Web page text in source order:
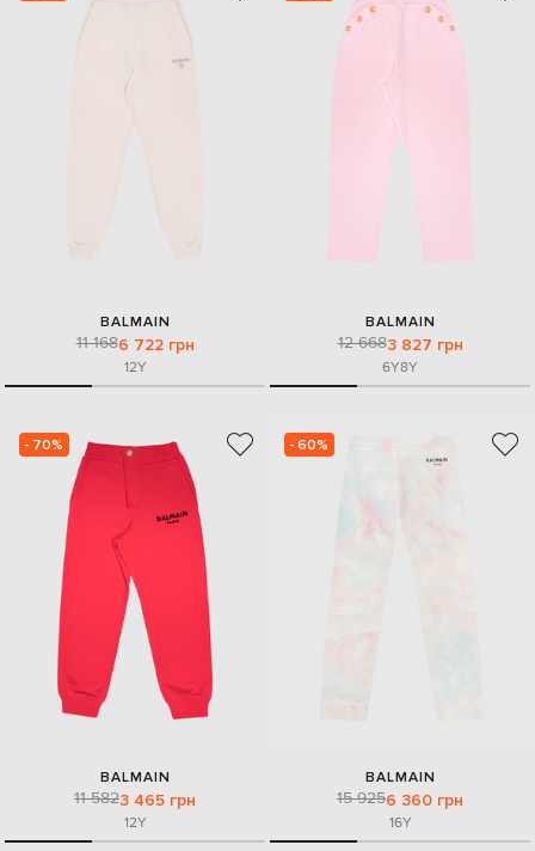
BALMAIN
11 1686 722 грн
12Y
BALMAIN
12 6683 827 грн
6Y8Y
- 70%
BALMAIN
11 5823 465 грн
12Y
- 60%
BALMAIN
15 9256 360 грн
16Y